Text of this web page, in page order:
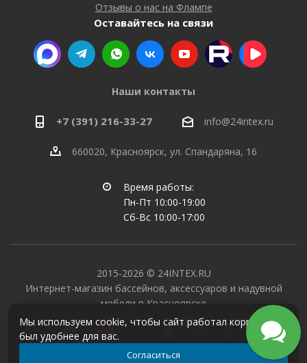
Отзывы о нас на Флампе
Оставайтесь на связи
Наши контакты
+7 (391) 216-33-27 info@24intex.ru
660020, Красноярск, ул. Спандаряна, 16
Время работы:
Пн-Пт 10:00-19:00
Сб-Вс 10:00-17:00
2015-2026 © 24INTEX.RU
Интернет-магазин бассейнов, аксессуаров и надувной
мебели в Красноярске
Мы используем cookie, чтобы сайт работал корректно и
был удобнее для вас.
Согласиться